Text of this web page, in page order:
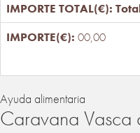
00,00
Ayuda alimentaria
Caravana Vasca